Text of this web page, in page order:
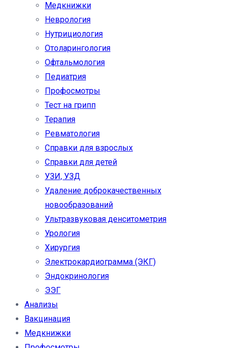
Медкнижки
Неврология
Нутрициология
Отоларингология
Офтальмология
Педиатрия
Профосмотры
Тест на грипп
Терапия
Ревматология
Справки для взрослых
Справки для детей
УЗИ, УЗД
Удаление доброкачественных
новообразований
Ультразвуковая денситометрия
Урология
Хирургия
Электрокардиограмма (ЭКГ)
Эндокринология
ЭЭГ
Анализы
Вакцинация
Медкнижки